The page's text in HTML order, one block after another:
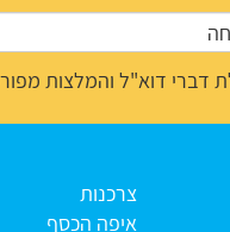
דברי דוא"ל והמלצות
צרכנות
איפה הכסף